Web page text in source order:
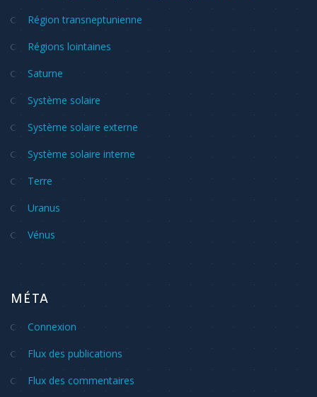
Région transneptunienne
Régions lointaines
Saturne
Système solaire
Système solaire externe
Système solaire interne
Terre
Uranus
Vénus
MÉTA
Connexion
Flux des publications
Flux des commentaires